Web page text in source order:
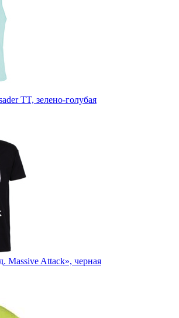
TT, зелено-голубая
Massive Attack», черная